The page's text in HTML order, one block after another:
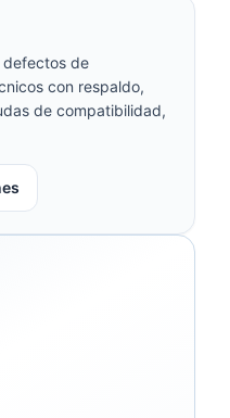
defectos de
con respaldo,
de compatibilidad,